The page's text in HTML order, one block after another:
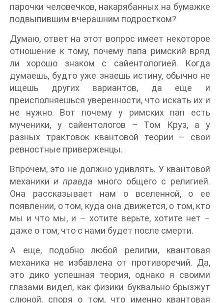
парочки человечков, накарябанных на бумажке
подвыпившим вчерашним подростком?
Думаю, ответ на этот вопрос имеет некоторое
отношение к тому, почему папа римский вряд
ли хорошо знаком с сайентологией. Когда
думаешь, будто уже знаешь истину, обычно не
ищешь других вариантов, да еще и
преисполняешься уверенности, что искать их и
не нужно. Вот почему у римских пап есть
мученики, у сайентологов – Том Круз, а у
разных трактовок квантовой теории – свои
ревностные приверженцы.
Впрочем, это не должно удивлять. У квантовой
механики и правда много общего с религией.
Она рассказывает нам о вселенной, о ее
появлении, о том, куда она движется, о том, кто
мы и что мы, и – хотите верьте, хотите нет –
даже о том, что с нами будет после смерти.
А еще, подобно любой религии, квантовая
механика не избавлена от противоречий. Да,
это дико успешная теория, однако я своими
глазами видел, как физики буквально брызжут
слюной, споря о том, что именно квантовая